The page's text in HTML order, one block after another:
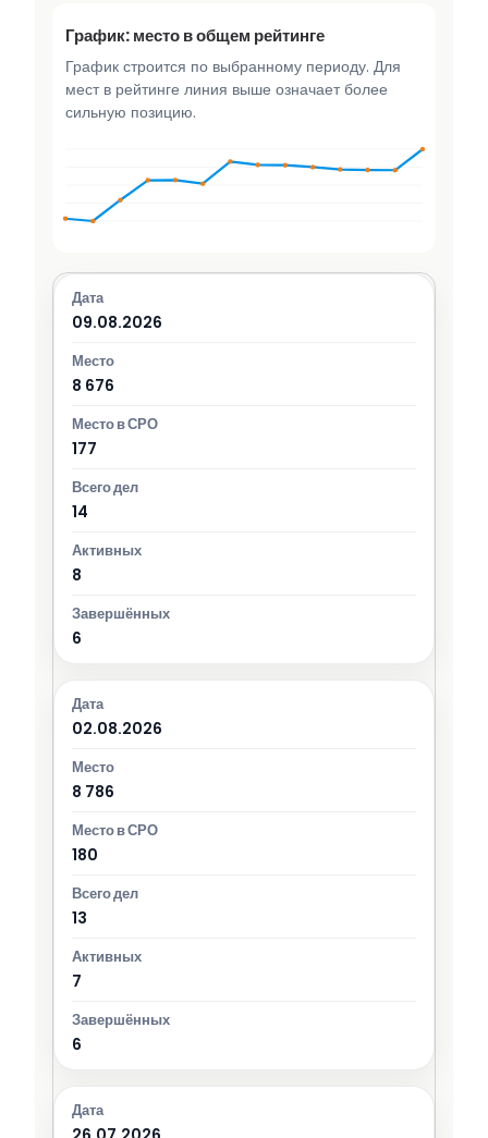
График: место в общем рейтинге
График строится по выбранному периоду. Для
мест в рейтинге линия выше означает более
сильную позицию.
09.08.2026
8 676
177
14
8
6
02.08.2026
8 786
180
13
7
6